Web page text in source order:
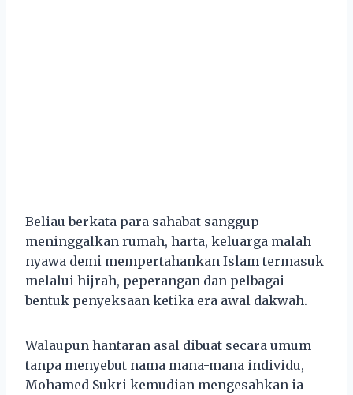
Beliau berkata para sahabat sanggup
meninggalkan rumah, harta, keluarga malah
nyawa demi mempertahankan Islam termasuk
melalui hijrah, peperangan dan pelbagai
bentuk penyeksaan ketika era awal dakwah.
Walaupun hantaran asal dibuat secara umum
tanpa menyebut nama mana-mana individu,
Mohamed Sukri kemudian mengesahkan ia